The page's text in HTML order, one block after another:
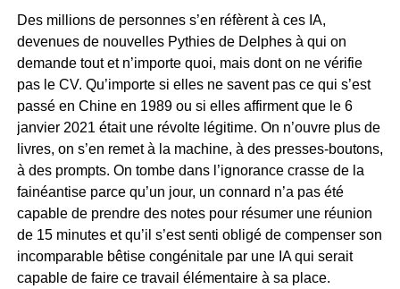
Des millions de personnes s’en réfèrent à ces IA,
devenues de nouvelles Pythies de Delphes à qui on
demande tout et n’importe quoi, mais dont on ne vérifie
pas le CV. Qu’importe si elles ne savent pas ce qui s’est
passé en Chine en 1989 ou si elles affirment que le 6
janvier 2021 était une révolte légitime. On n’ouvre plus de
livres, on s’en remet à la machine, à des presses-boutons,
à des prompts. On tombe dans l’ignorance crasse de la
fainéantise parce qu’un jour, un connard n’a pas été
capable de prendre des notes pour résumer une réunion
de 15 minutes et qu’il s’est senti obligé de compenser son
incomparable bêtise congénitale par une IA qui serait
capable de faire ce travail élémentaire à sa place.